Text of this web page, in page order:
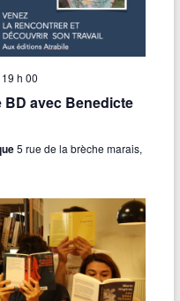
19 h 00
avec Benedicte
5 rue de la brèche marais,